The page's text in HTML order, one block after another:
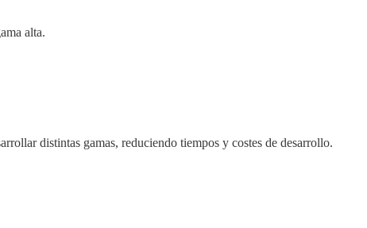
alta.
distintas gamas, reduciendo tiempos y costes de desarrollo.